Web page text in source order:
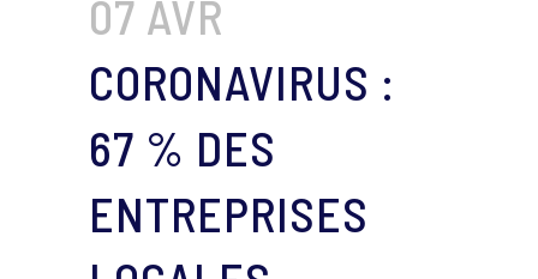
07 AVR
CORONAVIRUS :
67 % DES
ENTREPRISES